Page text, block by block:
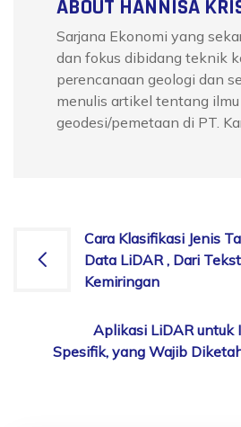
ABOUT HANNISA
Sarjana Ekonomi yang
dan fokus dibidang teknik
perencanaan geologi dan
menulis artikel tentang ilmu
geodesi/pemetaan di PT.
Post
navigation
Cara Klasifikasi Jenis
Data LiDAR , Dari
Kemiringan
Aplikasi LiDAR untuk
Spesifik, yang Wajib